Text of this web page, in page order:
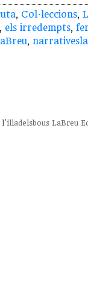
, Col·leccions,
, els irredempts,
,
l'illadelsbous LaBreu